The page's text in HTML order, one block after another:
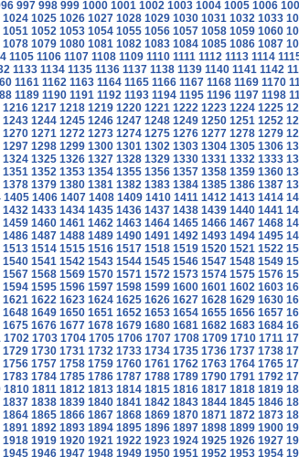
997 998 999 1000 1001 1002 1003 1004 1005 1006
1024 1025 1026 1027 1028 1029 1030 1031 1032 1033
1051 1052 1053 1054 1055 1056 1057 1058 1059 1060
1078 1079 1080 1081 1082 1083 1084 1085 1086 1087
1105 1106 1107 1108 1109 1110 1111 1112 1113 1114
1133 1134 1135 1136 1137 1138 1139 1140 1141 1142
1161 1162 1163 1164 1165 1166 1167 1168 1169 1170
1189 1190 1191 1192 1193 1194 1195 1196 1197 1198
1216 1217 1218 1219 1220 1221 1222 1223 1224 1225
1243 1244 1245 1246 1247 1248 1249 1250 1251 1252
1270 1271 1272 1273 1274 1275 1276 1277 1278 1279
1297 1298 1299 1300 1301 1302 1303 1304 1305 1306
1324 1325 1326 1327 1328 1329 1330 1331 1332 1333
1351 1352 1353 1354 1355 1356 1357 1358 1359 1360
1378 1379 1380 1381 1382 1383 1384 1385 1386 1387
1405 1406 1407 1408 1409 1410 1411 1412 1413 1414
1432 1433 1434 1435 1436 1437 1438 1439 1440 1441
1459 1460 1461 1462 1463 1464 1465 1466 1467 1468
1486 1487 1488 1489 1490 1491 1492 1493 1494 1495
1513 1514 1515 1516 1517 1518 1519 1520 1521 1522
1540 1541 1542 1543 1544 1545 1546 1547 1548 1549
1567 1568 1569 1570 1571 1572 1573 1574 1575 1576
1594 1595 1596 1597 1598 1599 1600 1601 1602 1603
1621 1622 1623 1624 1625 1626 1627 1628 1629 1630
1648 1649 1650 1651 1652 1653 1654 1655 1656 1657
1675 1676 1677 1678 1679 1680 1681 1682 1683 1684
1702 1703 1704 1705 1706 1707 1708 1709 1710 1711
1729 1730 1731 1732 1733 1734 1735 1736 1737 1738
1756 1757 1758 1759 1760 1761 1762 1763 1764 1765
1783 1784 1785 1786 1787 1788 1789 1790 1791 1792
1810 1811 1812 1813 1814 1815 1816 1817 1818 1819
1837 1838 1839 1840 1841 1842 1843 1844 1845 1846
1864 1865 1866 1867 1868 1869 1870 1871 1872 1873
1891 1892 1893 1894 1895 1896 1897 1898 1899 1900
1918 1919 1920 1921 1922 1923 1924 1925 1926 1927
1945 1946 1947 1948 1949 1950 1951 1952 1953 1954